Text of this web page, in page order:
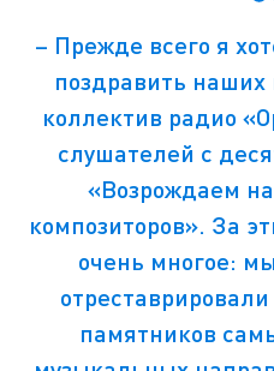
– Прежде всего я
поздравить
коллектив радио
слушателей с
«Возрождаем
композиторов». За
очень многое:
памятников